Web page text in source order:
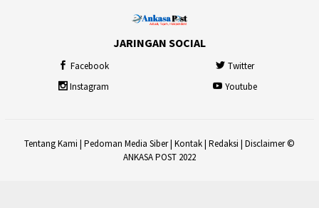
JARINGAN SOCIAL
Facebook
Twitter
Instagram
Youtube
Tentang Kami | Pedoman Media Siber| Kontak| Redaksi | Disclaimer©
ANKASA POST 2022